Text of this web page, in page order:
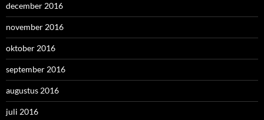
december 2016
november 2016
oktober 2016
september 2016
augustus 2016
juli 2016